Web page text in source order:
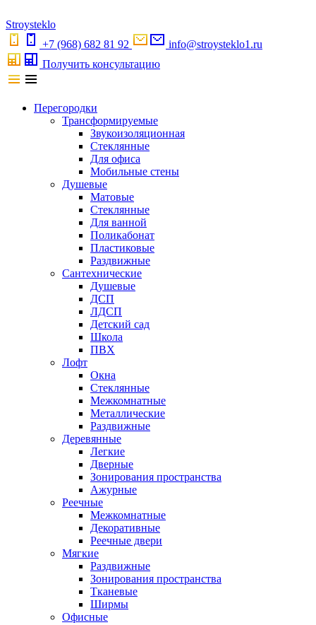
Stroysteklo
+7 (968) 682 81 92
info@stroysteklo1.ru
Получить консультацию
Перегородки
Трансформируемые
Звукоизоляционная
Стеклянные
Для офиса
Мобильные стены
Душевые
Матовые
Стеклянные
Для ванной
Поликабонат
Пластиковые
Раздвижные
Сантехнические
Душевые
ДСП
ЛДСП
Детский сад
Школа
ПВХ
Лофт
Окна
Стеклянные
Межкомнатные
Металлические
Раздвижные
Деревянные
Легкие
Дверные
Зонирования пространства
Ажурные
Реечные
Межкомнатные
Декоративные
Реечные двери
Мягкие
Раздвижные
Зонирования пространства
Тканевые
Ширмы
Офисные